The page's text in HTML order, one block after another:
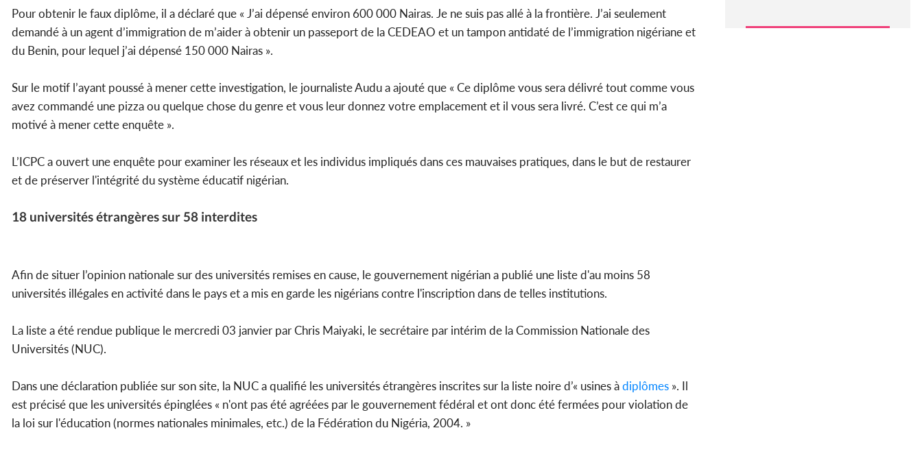
Pour obtenir le faux diplôme, il a déclaré que « J’ai dépensé environ 600 000 Nairas. Je ne suis pas allé à la frontière. J’ai seulement
demandé à un agent d’immigration de m’aider à obtenir un passeport de la CEDEAO et un tampon antidaté de l’immigration nigériane et
du Benin, pour lequel j’ai dépensé 150 000 Nairas ».
Sur le motif l’ayant poussé à mener cette investigation, le journaliste Audu a ajouté que « Ce diplôme vous sera délivré tout comme vous
avez commandé une pizza ou quelque chose du genre et vous leur donnez votre emplacement et il vous sera livré. C’est ce qui m’a
motivé à mener cette enquête ».
L’ICPC a ouvert une enquête pour examiner les réseaux et les individus impliqués dans ces mauvaises pratiques, dans le but de restaurer
et de préserver l'intégrité du système éducatif nigérian.
18 universités étrangères sur 58 interdites
Afin de situer l’opinion nationale sur des universités remises en cause, le gouvernement nigérian a publié une liste d'au moins 58
universités illégales en activité dans le pays et a mis en garde les nigérians contre l'inscription dans de telles institutions.
La liste a été rendue publique le mercredi 03 janvier par Chris Maiyaki, le secrétaire par intérim de la Commission Nationale des
Universités (NUC).
Dans une déclaration publiée sur son site, la NUC a qualifié les universités étrangères inscrites sur la liste noire d’« usines àdiplômes ». Il
est précisé que les universités épinglées « n'ont pas été agréées par le gouvernement fédéral et ont donc été fermées pour violation de
la loi sur l'éducation (normes nationales minimales, etc.) de la Fédération du Nigéria, 2004. »